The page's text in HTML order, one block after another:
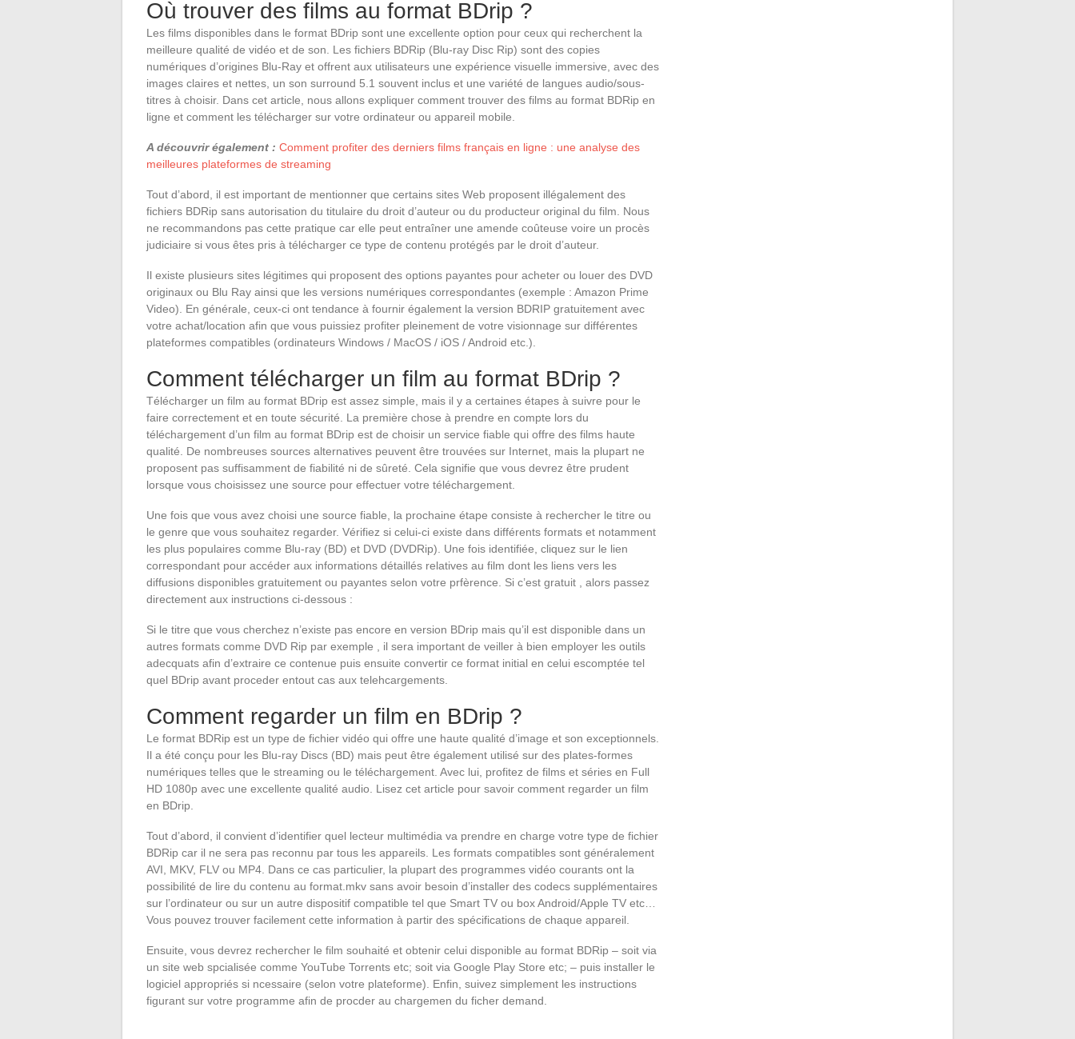
Où trouver des films au format BDrip ?
Les films disponibles dans le format BDrip sont une excellente option pour ceux qui recherchent la
meilleure qualité de vidéo et de son. Les fichiers BDRip (Blu-ray Disc Rip) sont des copies
numériques d’origines Blu-Ray et offrent aux utilisateurs une expérience visuelle immersive, avec des
images claires et nettes, un son surround 5.1 souvent inclus et une variété de langues audio/sous-
titres à choisir. Dans cet article, nous allons expliquer comment trouver des films au format BDRip en
ligne et comment les télécharger sur votre ordinateur ou appareil mobile.
A découvrir également : Comment profiter des derniers films français en ligne : une analyse des
meilleures plateformes de streaming
Tout d’abord, il est important de mentionner que certains sites Web proposent illégalement des
fichiers BDRip sans autorisation du titulaire du droit d’auteur ou du producteur original du film. Nous
ne recommandons pas cette pratique car elle peut entraîner une amende coûteuse voire un procès
judiciaire si vous êtes pris à télécharger ce type de contenu protégés par le droit d’auteur.
Il existe plusieurs sites légitimes qui proposent des options payantes pour acheter ou louer des DVD
originaux ou Blu Ray ainsi que les versions numériques correspondantes (exemple : Amazon Prime
Video). En générale, ceux-ci ont tendance à fournir également la version BDRIP gratuitement avec
votre achat/location afin que vous puissiez profiter pleinement de votre visionnage sur différentes
plateformes compatibles (ordinateurs Windows / MacOS / iOS / Android etc.).
Comment télécharger un film au format BDrip ?
Télécharger un film au format BDrip est assez simple, mais il y a certaines étapes à suivre pour le
faire correctement et en toute sécurité. La première chose à prendre en compte lors du
téléchargement d’un film au format BDrip est de choisir un service fiable qui offre des films haute
qualité. De nombreuses sources alternatives peuvent être trouvées sur Internet, mais la plupart ne
proposent pas suffisamment de fiabilité ni de sûreté. Cela signifie que vous devrez être prudent
lorsque vous choisissez une source pour effectuer votre téléchargement.
Une fois que vous avez choisi une source fiable, la prochaine étape consiste à rechercher le titre ou
le genre que vous souhaitez regarder. Vérifiez si celui-ci existe dans différents formats et notamment
les plus populaires comme Blu-ray (BD) et DVD (DVDRip). Une fois identifiée, cliquez sur le lien
correspondant pour accéder aux informations détaillés relatives au film dont les liens vers les
diffusions disponibles gratuitement ou payantes selon votre prfèrence. Si c’est gratuit , alors passez
directement aux instructions ci-dessous :
Si le titre que vous cherchez n’existe pas encore en version BDrip mais qu’il est disponible dans un
autres formats comme DVD Rip par exemple , il sera important de veiller à bien employer les outils
adecquats afin d’extraire ce contenue puis ensuite convertir ce format initial en celui escomptée tel
quel BDrip avant proceder entout cas aux telehcargements.
Comment regarder un film en BDrip ?
Le format BDRip est un type de fichier vidéo qui offre une haute qualité d’image et son exceptionnels.
Il a été conçu pour les Blu-ray Discs (BD) mais peut être également utilisé sur des plates-formes
numériques telles que le streaming ou le téléchargement. Avec lui, profitez de films et séries en Full
HD 1080p avec une excellente qualité audio. Lisez cet article pour savoir comment regarder un film
en BDrip.
Tout d’abord, il convient d’identifier quel lecteur multimédia va prendre en charge votre type de fichier
BDRip car il ne sera pas reconnu par tous les appareils. Les formats compatibles sont généralement
AVI, MKV, FLV ou MP4. Dans ce cas particulier, la plupart des programmes vidéo courants ont la
possibilité de lire du contenu au format.mkv sans avoir besoin d’installer des codecs supplémentaires
sur l’ordinateur ou sur un autre dispositif compatible tel que Smart TV ou box Android/Apple TV etc…
Vous pouvez trouver facilement cette information à partir des spécifications de chaque appareil.
Ensuite, vous devrez rechercher le film souhaité et obtenir celui disponible au format BDRip – soit via
un site web spcialisée comme YouTube Torrents etc; soit via Google Play Store etc; – puis installer le
logiciel appropriés si ncessaire (selon votre plateforme). Enfin, suivez simplement les instructions
figurant sur votre programme afin de procder au chargemen du ficher demand.